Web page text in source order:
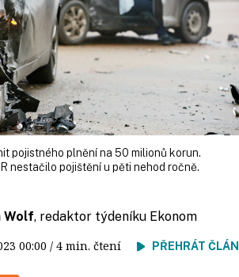
pojistného plnění na 50 milio­nů korun.
nestačilo pojištění u pěti nehod ročně.
Wolf, redaktor týdeníku Ekonom
00:00 / 4 min. čtení PŘEHRÁT